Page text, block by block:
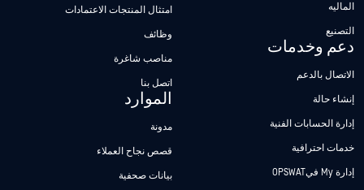
الماليه
التصنيع
دعم وخدمات
الاتصال بالدعم
إنشاء حالة
إدارة الحسابات الفنية
خدمات احترافية
إدارة My فيOPSWAT
امتثال المنتجات الاعتمادات
وظائف
مناصب شاغرة
اتصل بنا
الموارد
مدونة
قصص نجاح العملاء
بيانات صحفية